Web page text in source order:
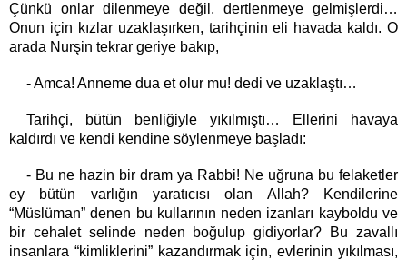
Çünkü onlar dilenmeye değil, dertlenmeye gelmişlerdi…
Onun için kızlar uzaklaşırken, tarihçinin eli havada kaldı. O
arada Nurşin tekrar geriye bakıp,
- Amca! Anneme dua et olur mu! dedi ve uzaklaştı…
Tarihçi, bütün benliğiyle yıkılmıştı… Ellerini havaya
kaldırdı ve kendi kendine söylenmeye başladı:
- Bu ne hazin bir dram ya Rabbi! Ne uğruna bu felaketler
ey bütün varlığın yaratıcısı olan Allah? Kendilerine
“Müslüman” denen bu kullarının neden izanları kayboldu ve
bir cehalet selinde neden boğulup gidiyorlar? Bu zavallı
insanlara “kimliklerini” kazandırmak için, evlerinin yıkılması,